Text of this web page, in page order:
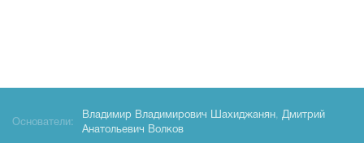
Основатели:
Владимир Владимирович Шахиджанян, Дмитрий
Анатольевич Волков